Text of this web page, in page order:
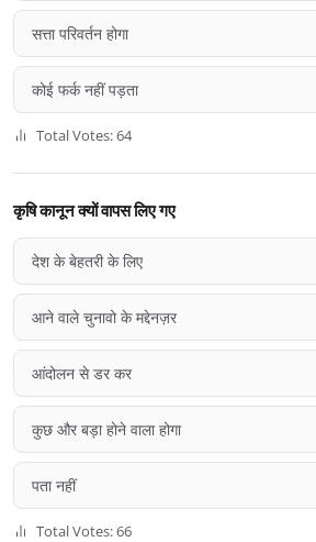
सत्ता परिवर्तन होगा
कोई फर्क नहीं पड़ता
Total Votes: 64
कृषि कानून क्यों वापस लिए गए
देश के बेहतरी के लिए
आने वाले चुनावो के मद्देनज़र
आंदोलन से डर कर
कुछ और बड़ा होने वाला होगा
पता नहीं
Total Votes: 66